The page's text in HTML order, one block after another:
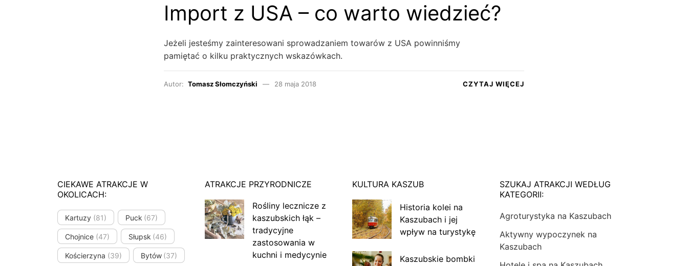
Import z USA – co warto wiedzieć?
Jeżeli jesteśmy zainteresowani sprowadzaniem towarów z USA powinniśmy
pamiętać o kilku praktycznych wskazówkach.
Autor: Tomasz Słomczyński 28 maja 2018 CZYTAJ WIĘCEJ
CIEKAWE ATRAKCJE W
OKOLICACH:
Kartuzy (81) Puck (67)
Chojnice (47) Słupsk (46)
Kościerzyna (39) Bytów (37)
ATRAKCJE PRZYRODNICZE
Rośliny lecznicze z
kaszubskich łąk –
tradycyjne
zastosowania w
kuchni i medycynie
KULTURA KASZUB
Historia kolei na
Kaszubach i jej
wpływ na turystykę
Kaszubskie bombki
SZUKAJ ATRAKCJI WEDŁUG
KATEGORII:
Agroturystyka na Kaszubach
Aktywny wypoczynek na
Kaszubach